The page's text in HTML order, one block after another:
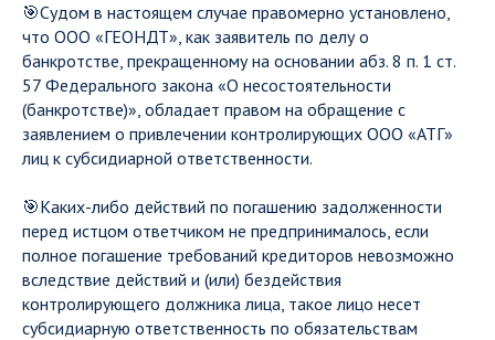
🎯Судом в настоящем случае правомерно установлено,
что ООО «ГЕОНДТ», как заявитель по делу о
банкротстве, прекращенному на основании абз. 8 п. 1 ст.
57 Федерального закона «О несостоятельности
(банкротстве)», обладает правом на обращение с
заявлением о привлечении контролирующих ООО «АТГ»
лиц к субсидиарной ответственности.
🎯Каких-либо действий по погашению задолженности
перед истцом ответчиком не предпринималось, если
полное погашение требований кредиторов невозможно
вследствие действий и (или) бездействия
контролирующего должника лица, такое лицо несет
субсидиарную ответственность по обязательствам